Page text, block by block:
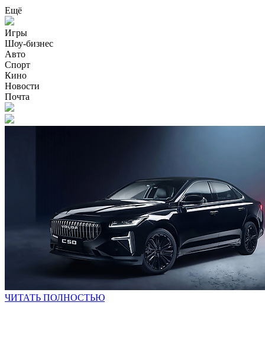
Ещё
Игры
Шоу-бизнес
Авто
Спорт
Кино
Новости
Почта
ЧИТАТЬ ПОЛНОСТЬЮ